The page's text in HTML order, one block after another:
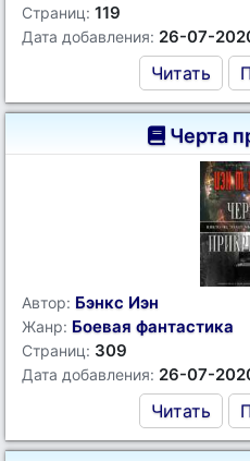
Страниц: 119
Дата добавления: 26-07-
Читать
Черта
Автор: Бэнкс Иэн
Жанр: Боевая фантастика
Страниц: 309
Дата добавления: 26-07-
Читать